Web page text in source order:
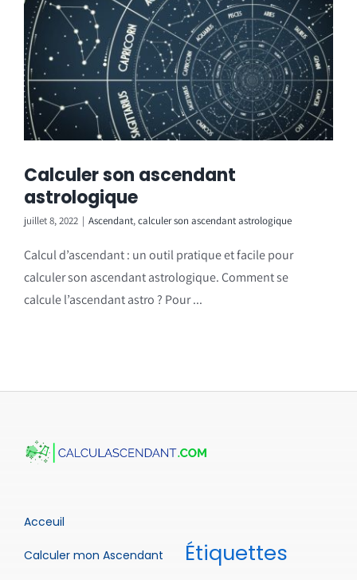
Calculer son ascendant
astrologique
juillet 8, 2022 | Ascendant,calculer son ascendant astrologique
Calcul d’ascendant : un outil pratique et facile pour
calculer son ascendant astrologique. Comment se
calcule l’ascendant astro ? Pour ...
Acceuil
Calculer mon Ascendant Étiquettes